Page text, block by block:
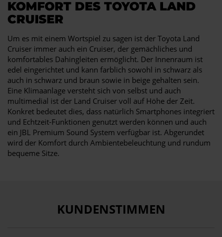
KOMFORT DES TOYOTA LAND
CRUISER
Um es mit einem Wortspiel zu sagen ist der Toyota Land
Cruiser immer auch ein Cruiser, der gemächliches und
komfortables Dahingleiten ermöglicht. Der Innenraum ist
edel eingerichtet und kann farblich sowohl in schwarz als
auch in schwarz und braun sowie in beige gehalten sein.
Eine Klimaanlage versteht sich von selbst und auch
multimedial ist der Land Cruiser voll auf Höhe der Zeit.
Konkret bedeutet dies, dass natürlich Smartphones integriert
und Echtzeit-Funktionen genutzt werden können und auch
ein JBL Premium Sound System verfügbar ist. Abgerundet
wird der Komfort durch Ambientebeleuchtung und rundum
bequeme Sitze.
KUNDENSTIMMEN